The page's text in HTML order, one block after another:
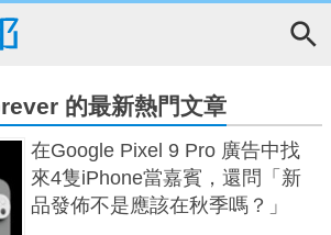
的最新熱門文章
在Google Pixel 9 Pro 廣告中找
來4隻iPhone當嘉賓，還問「新
品發佈不是應該在秋季嗎？」